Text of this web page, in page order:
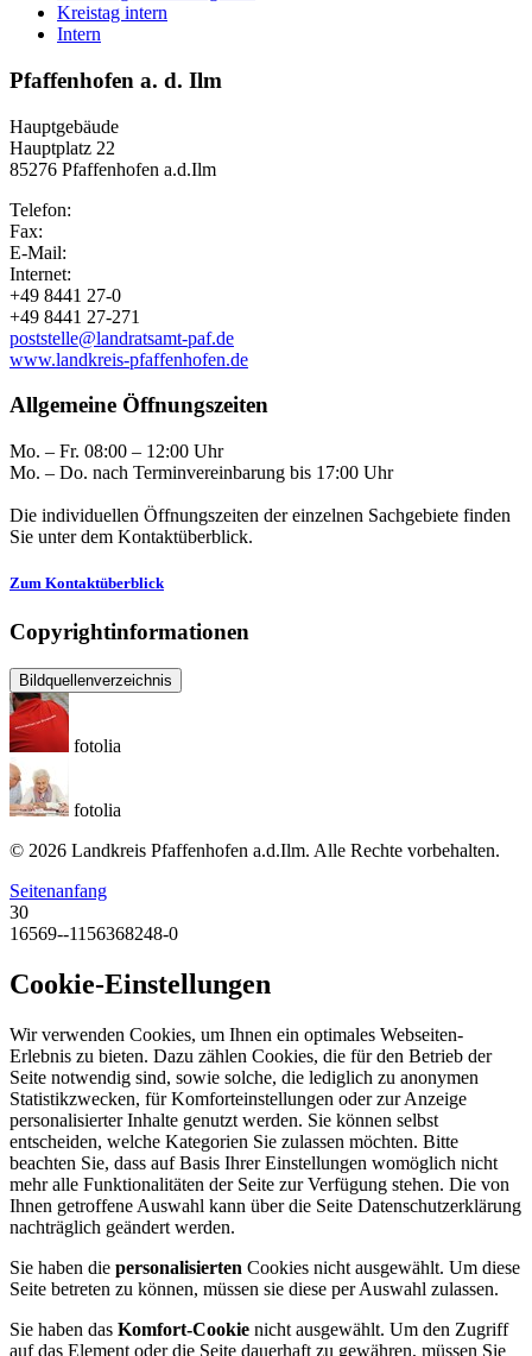
Kreistag intern
Intern
Pfaffenhofen a. d. Ilm
Hauptgebäude
Hauptplatz 22
85276 Pfaffenhofen a.d.Ilm
Telefon:
Fax:
E-Mail:
Internet:
+49 8441 27-0
+49 8441 27-271
poststelle@landratsamt-paf.de
www.landkreis-pfaffenhofen.de
Allgemeine Öffnungszeiten
Mo. – Fr. 08:00 – 12:00 Uhr
Mo. – Do. nach Terminvereinbarung bis 17:00 Uhr
Die individuellen Öffnungszeiten der einzelnen Sachgebiete finden
Sie unter dem Kontaktüberblick.
Zum Kontaktüberblick
Copyrightinformationen
Bildquellenverzeichnis
fotolia
fotolia
© 2026 Landkreis Pfaffenhofen a.d.Ilm. Alle Rechte vorbehalten.
Seitenanfang
30
16569--1156368248-0
Cookie-Einstellungen
Wir verwenden Cookies, um Ihnen ein optimales Webseiten-
Erlebnis zu bieten. Dazu zählen Cookies, die für den Betrieb der
Seite notwendig sind, sowie solche, die lediglich zu anonymen
Statistikzwecken, für Komforteinstellungen oder zur Anzeige
personalisierter Inhalte genutzt werden. Sie können selbst
entscheiden, welche Kategorien Sie zulassen möchten. Bitte
beachten Sie, dass auf Basis Ihrer Einstellungen womöglich nicht
mehr alle Funktionalitäten der Seite zur Verfügung stehen. Die von
Ihnen getroffene Auswahl kann über die Seite Datenschutzerklärung
nachträglich geändert werden.
Sie haben die personalisierten Cookies nicht ausgewählt. Um diese
Seite betreten zu können, müssen sie diese per Auswahl zulassen.
Sie haben das Komfort-Cookie nicht ausgewählt. Um den Zugriff
auf das Element oder die Seite dauerhaft zu gewähren, müssen Sie